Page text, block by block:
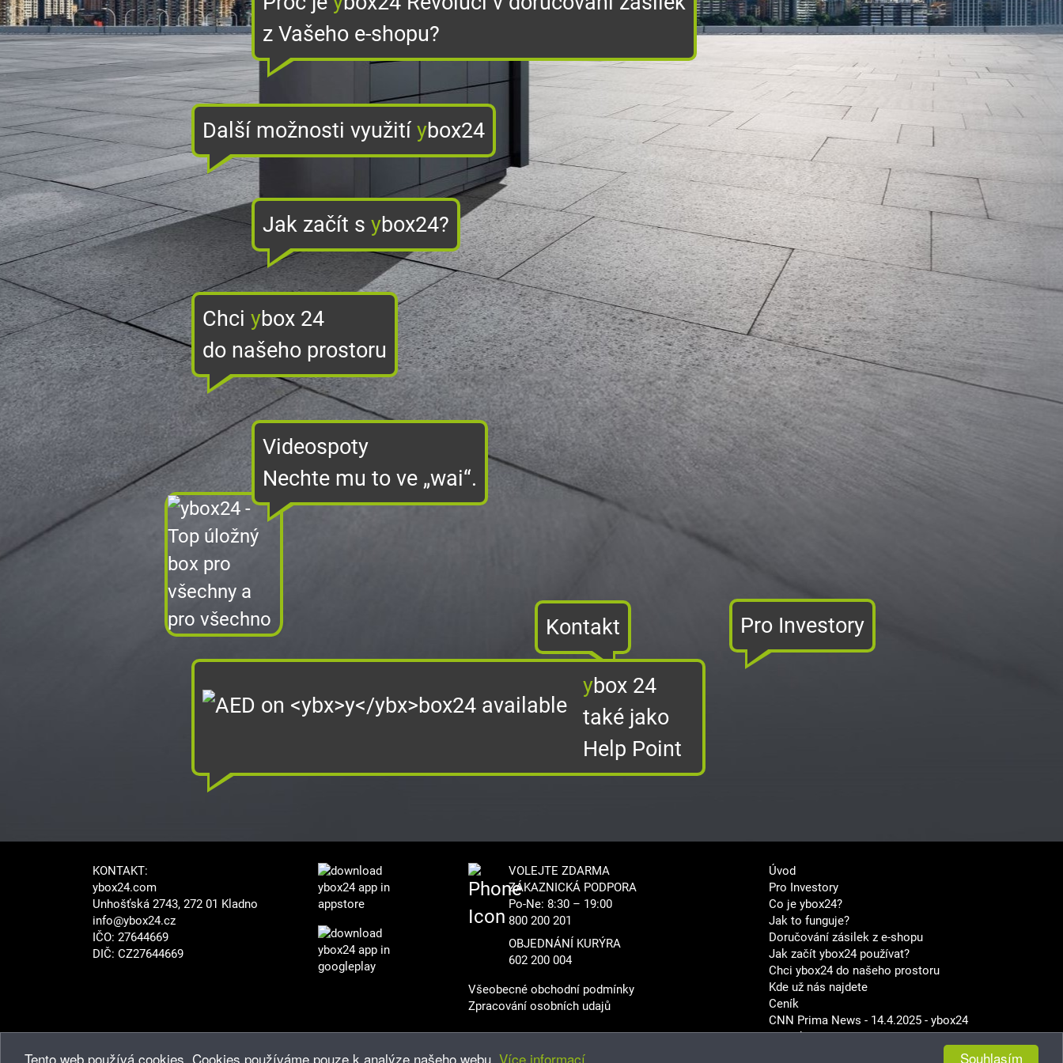
Souhlasím
Tento web používá cookies. Cookies používáme pouze k analýze našeho webu. Více informací
Kde už nás najdete
- ybox24
z Vašeho e-shopu?
Další možnosti využitíybox24
Jak začít s ybox24?
Chci ybox 24
do našeho prostoru
Videospoty
Nechte mu to ve „wai“.
Kontakt Pro Investory
ybox 24
také jako
Help Point
KONTAKT:
ybox24.com
Unhošťská 2743, 272 01 Kladno
info@ybox24.cz
IČO: 27644669
DIČ: CZ27644669
VOLEJTE ZDARMA
ZÁKAZNICKÁ PODPORA
Po-Ne: 8:30 – 19:00
800 200 201
OBJEDNÁNÍ KURÝRA
602 200 004
Všeobecné obchodní podmínky
Zpracování osobních udajů
Úvod
Pro Investory
Co je ybox24?
Jak to funguje?
Doručování zásilek z e-shopu
Jak začít ybox24 používat?
Chci ybox24 do našeho prostoru
Kde už nás najdete
Ceník
CNN Prima News - 14.4.2025 - ybox24
Kontakt